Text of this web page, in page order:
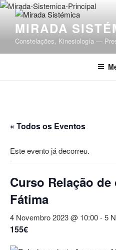
Saltar
conteúdo
MIRADA
Constelações, Kinesiología —
« Todos os Eventos
Este evento já decorreu.
Curso Relação
Fátima
4 Novembro 2023 @ 10:00-5
155€